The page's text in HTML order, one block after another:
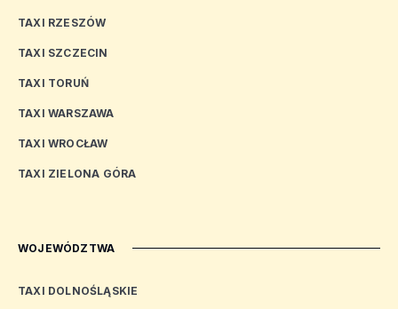
TAXI RZESZÓW
TAXI SZCZECIN
TAXI TORUŃ
TAXI WARSZAWA
TAXI WROCŁAW
TAXI ZIELONA GÓRA
WOJEWÓDZTWA
TAXI DOLNOŚLĄSKIE